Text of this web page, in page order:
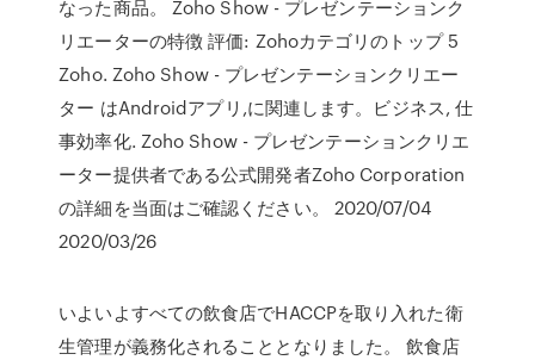
なった商品。 Zoho Show - プレゼンテーションク
リエーターの特徴 評価: Zohoカテゴリのトップ 5
Zoho. Zoho Show - プレゼンテーションクリエー
ター はAndroidアプリ,に関連します。ビジネス, 仕
事効率化. Zoho Show - プレゼンテーションクリエ
ーター提供者である公式開発者Zoho Corporation
の詳細を当面はご確認ください。 2020/07/04
2020/03/26
‎いよいよすべての飲食店でHACCPを取り入れた衛
生管理が義務化されることとなりました。 飲食店